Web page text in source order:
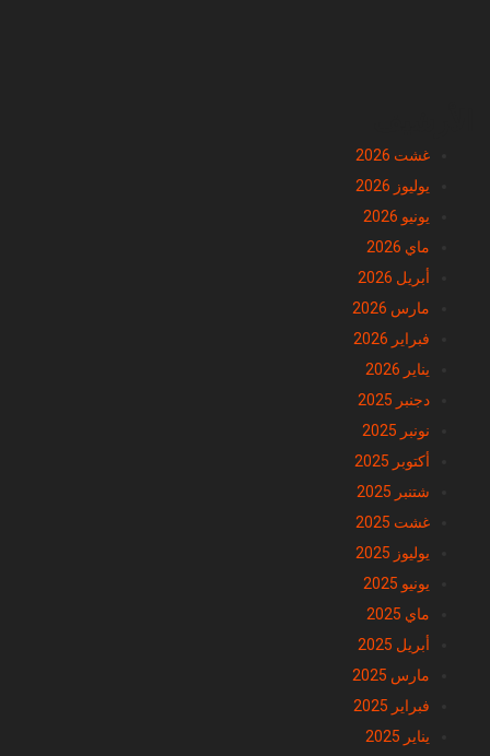
غشت 2026
يوليوز 2026
يونيو 2026
ماي 2026
أبريل 2026
مارس 2026
فبراير 2026
يناير 2026
دجنبر 2025
نونبر 2025
أكتوبر 2025
شتنبر 2025
غشت 2025
يوليوز 2025
يونيو 2025
ماي 2025
أبريل 2025
مارس 2025
فبراير 2025
يناير 2025